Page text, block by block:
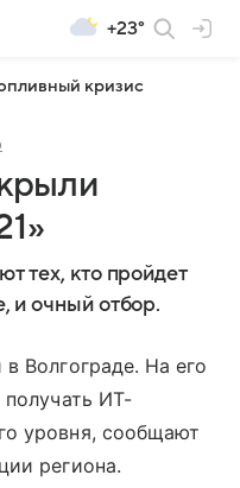
+23°
кризис
тех, кто пройдет
и очный отбор.
Волгограде. На его
получать ИТ-
уровня, сообщают
региона.